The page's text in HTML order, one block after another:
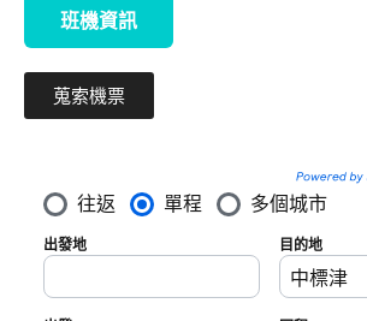
班機資訊
蒐索機票